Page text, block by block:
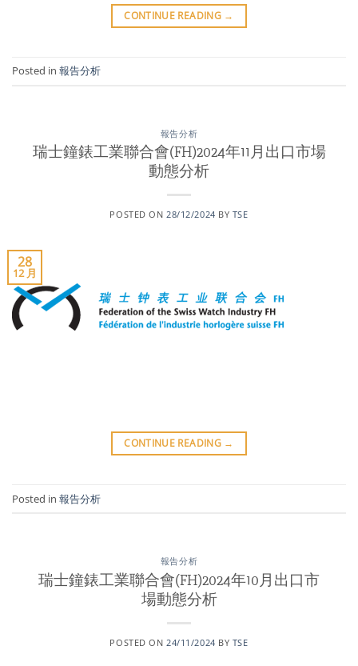
CONTINUE READING →
Posted in 報告分析
報告分析
瑞士鐘錶工業聯合會(FH)2024年11月出口市場
動態分析
POSTED ON28/12/2024 BY TSE
28
12 月
CONTINUE READING →
Posted in 報告分析
報告分析
瑞士鐘錶工業聯合會(FH)2024年10月出口市
場動態分析
POSTED ON 24/11/2024 BY TSE